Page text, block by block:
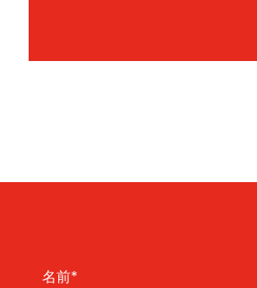
名前*